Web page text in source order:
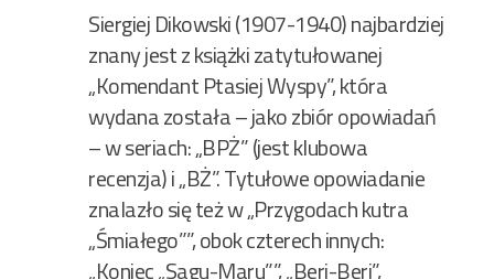
Siergiej Dikowski (1907-1940) najbardziej
znany jest z książki zatytułowanej
„Komendant Ptasiej Wyspy”, która
wydana została – jako zbiór opowiadań
– w seriach: „BPŻ” (jest klubowa
recenzja) i „BŻ”. Tytułowe opowiadanie
znalazło się też w „Przygodach kutra
„Śmiałego””, obok czterech innych:
„Koniec „Sagu-Maru””, „Beri-Beri”,